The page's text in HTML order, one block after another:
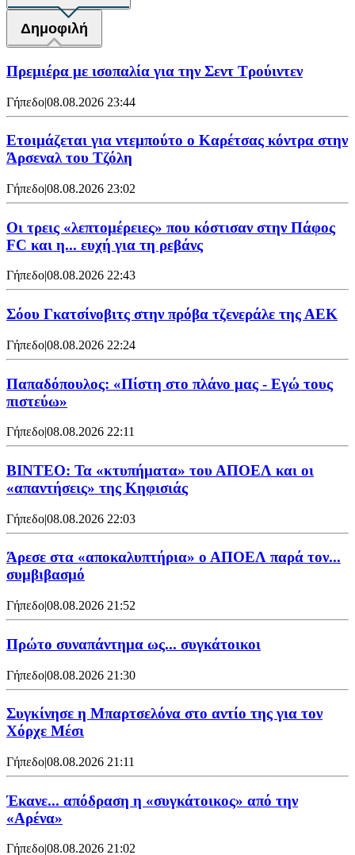
Δημοφιλή
Πρεμιέρα με ισοπαλία για την Σεντ Τρούιντεν
Γήπεδο|08.08.2026 23:44
Ετοιμάζεται για ντεμπούτο ο Καρέτσας κόντρα στην
Άρσεναλ του Τζόλη
Γήπεδο|08.08.2026 23:02
Οι τρεις «λεπτομέρειες» που κόστισαν στην Πάφος
FC και η... ευχή για τη ρεβάνς
Γήπεδο|08.08.2026 22:43
Σόου Γκατσίνοβιτς στην πρόβα τζενεράλε της ΑΕΚ
Γήπεδο|08.08.2026 22:24
Παπαδόπουλος: «Πίστη στο πλάνο μας - Εγώ τους
πιστεύω»
Γήπεδο|08.08.2026 22:11
ΒΙΝΤΕΟ: Τα «κτυπήματα» του ΑΠΟΕΛ και οι
«απαντήσεις» της Κηφισιάς
Γήπεδο|08.08.2026 22:03
Άρεσε στα «αποκαλυπτήρια» ο ΑΠΟΕΛ παρά τον...
συμβιβασμό
Γήπεδο|08.08.2026 21:52
Πρώτο συναπάντημα ως... συγκάτοικοι
Γήπεδο|08.08.2026 21:30
Συγκίνησε η Μπαρτσελόνα στο αντίο της για τον
Χόρχε Μέσι
Γήπεδο|08.08.2026 21:11
Έκανε... απόδραση η «συγκάτοικος» από την
«Αρένα»
Γήπεδο|08.08.2026 21:02